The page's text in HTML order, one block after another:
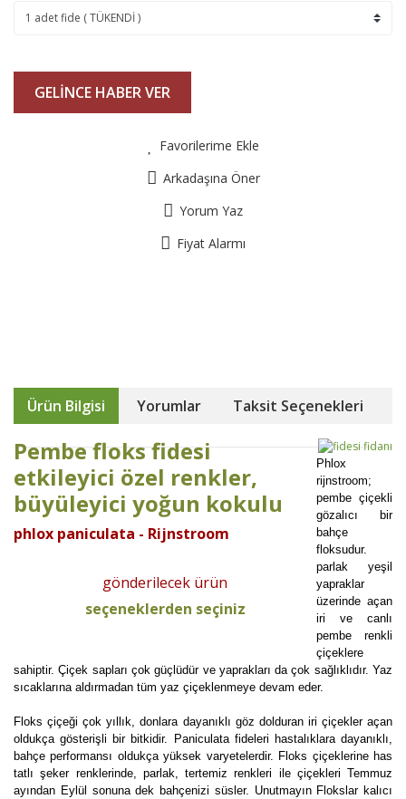
GELİNCE HABER VER
Favorilerime Ekle
Arkadaşına Öner
Yorum Yaz
Fiyat Alarmı
Ürün Bilgisi Yorumlar Taksit Seçenekleri
Pembe floks fidesi
etkileyici özel renkler,
büyüleyici yoğun kokulu
phlox paniculata - Rijnstroom
gönderilecek ürün
seçeneklerden seçiniz
Phlox
rijnstroom;
pembe çiçekli
gözalıcı bir
bahçe
floksudur.
parlak yeşil
yapraklar
üzerinde açan
iri ve canlı
pembe renkli
çiçeklere
sahiptir. Çiçek sapları çok güçlüdür ve yaprakları da çok sağlıklıdır. Yaz
sıcaklarına aldırmadan tüm yaz çiçeklenmeye devam eder.
Floks çiçeği çok yıllık, donlara dayanıklı göz dolduran iri çiçekler açan
oldukça gösterişli bir bitkidir. Paniculata fideleri hastalıklara dayanıklı,
bahçe performansı oldukça yüksek varyetelerdir. Floks çiçeklerine has
tatlı şeker renklerinde, parlak, tertemiz renkleri ile çiçekleri Temmuz
ayından Eylül sonuna dek bahçenizi süsler. Unutmayın Flokslar kalıcı